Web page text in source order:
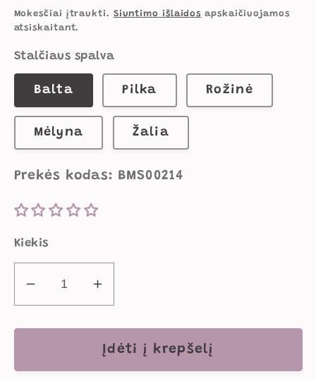
kaina
Mokesčiai įtraukti. Siuntimo išlaidos apskaičiuojamos
atsiskaitant.
Stalčiaus spalva
Balta Pilka Rožinė
Mėlyna Žalia
Prekės kodas: BMS00214
Kiekis
Sumažinti
Dviaukštė
Vaikiška
&quot;CUBUS&quot;
Padidinti
Dviaukštė
Vaikiška
Lova
&quot;CUBUS&quot;
Įdėti į krepšelį